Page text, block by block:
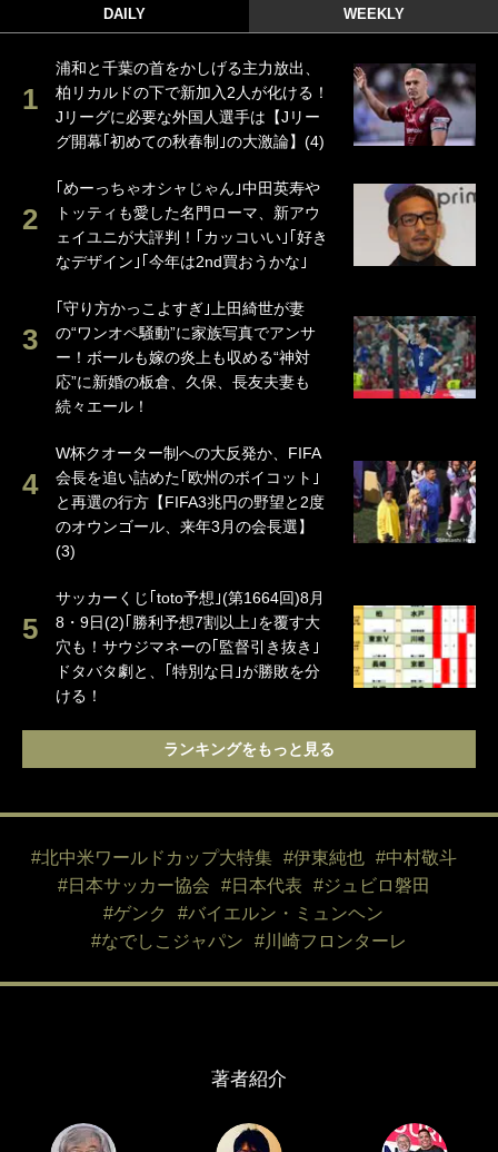
DAILY WEEKLY
浦和と千葉の首をかしげる主力放出、
柏リカルドの下で新加入2人が化ける！
Jリーグに必要な外国人選手は【Jリー
グ開幕｢初めての秋春制｣の大激論】(4)
｢めーっちゃオシャじゃん｣中田英寿や
トッティも愛した名門ローマ、新アウ
ェイユニが大評判！｢カッコいい｣｢好き
なデザイン｣｢今年は2nd買おうかな｣
｢守り方かっこよすぎ｣上田綺世が妻
の“ワンオペ騒動”に家族写真でアンサ
ー！ボールも嫁の炎上も収める“神対
応”に新婚の板倉、久保、長友夫妻も
続々エール！
W杯クオーター制への大反発か、FIFA
会長を追い詰めた｢欧州のボイコット｣
と再選の行方【FIFA3兆円の野望と2度
のオウンゴール、来年3月の会長選】
(3)
サッカーくじ｢toto予想｣(第1664回)8月
8・9日(2)｢勝利予想7割以上｣を覆す大
穴も！サウジマネーの｢監督引き抜き｣
ドタバタ劇と、｢特別な日｣が勝敗を分
ける！
ランキングをもっと見る
#北中米ワールドカップ大特集 #伊東純也
#中村敬斗
#日本サッカー協会
#日本代表
#ジュビロ磐田
#ゲンク
#バイエルン・ミュンヘン
#なでしこジャパン
#川崎フロンターレ
著者紹介